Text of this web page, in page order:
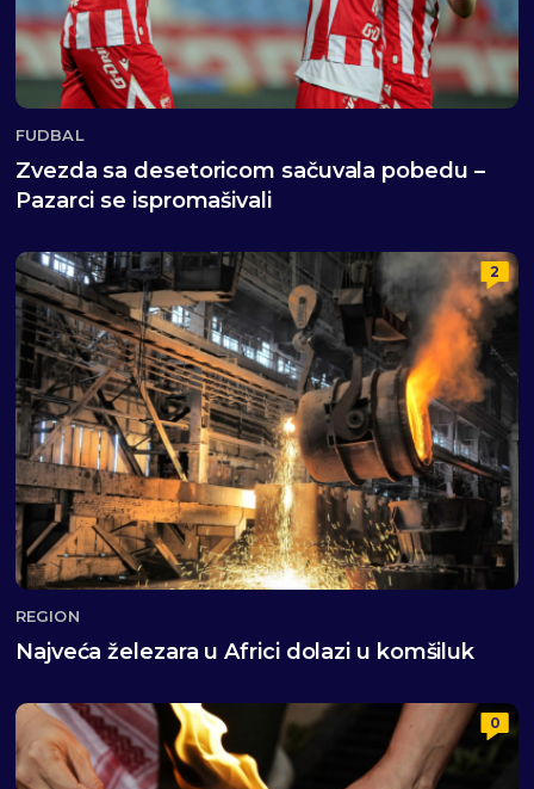
FUDBAL
Zvezda sa desetoricom sačuvala pobedu –
Pazarci se ispromašivali
2
REGION
Najveća železara u Africi dolazi u komšiluk
0